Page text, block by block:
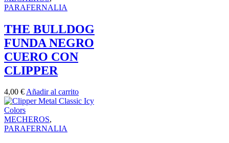
PARAFERNALIA
THE BULLDOG
FUNDA NEGRO
CUERO CON
CLIPPER
4,00 €Añadir al carrito
MECHEROS,
PARAFERNALIA